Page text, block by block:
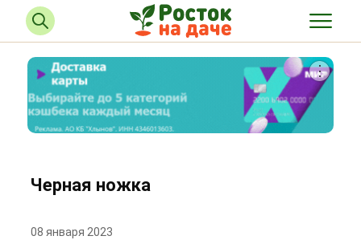
Черная ножка
08 января 2023